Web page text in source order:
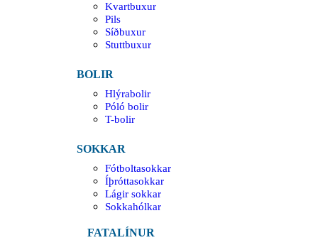
Kvartbuxur
Pils
Síðbuxur
Stuttbuxur
BOLIR
Hlýrabolir
Póló bolir
T-bolir
SOKKAR
Fótboltasokkar
Íþróttasokkar
Lágir sokkar
Sokkahólkar
FATALÍNUR